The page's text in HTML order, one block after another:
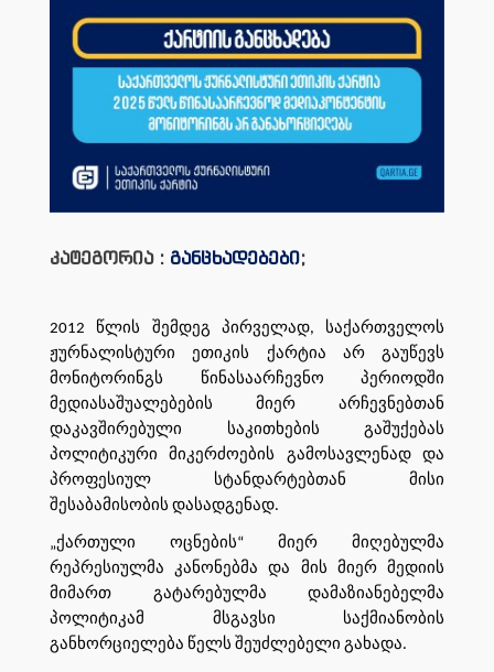
კატეგორია : განცხადებები;
2012 წლის შემდეგ პირველად, საქართველოს
ჟურნალისტური ეთიკის ქარტია არ გაუწევს
მონიტორინგს წინასაარჩევნო პერიოდში
მედიასაშუალებების მიერ არჩევნებთან
დაკავშირებული საკითხების გაშუქებას
პოლიტიკური მიკერძოების გამოსავლენად და
პროფესიულ სტანდარტებთან მისი
შესაბამისობის დასადგენად.
„ქართული ოცნების“ მიერ მიღებულმა
რეპრესიულმა კანონებმა და მის მიერ მედიის
მიმართ გატარებულმა დამაზიანებელმა
პოლიტიკამ მსგავსი საქმიანობის
განხორციელება წელს შეუძლებელი გახადა.